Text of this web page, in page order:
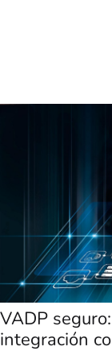
VADP
integración